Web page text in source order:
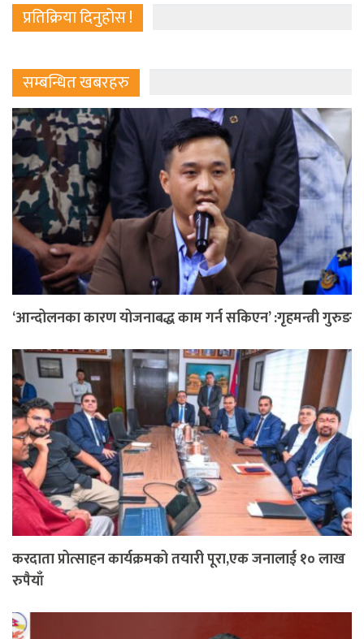
प्रतिक्रिया दिनुहोस !
सम्बन्धित खबरहरु
‘आन्दोलनका कारण योजनाबद्ध काम गर्न सकिएन’ :गृहमन्त्री गुरुङ
करदाता प्रोत्साहन कार्यक्रमको तयारी पूरा,एक जनालाई १० लाख
रुपैयाँ